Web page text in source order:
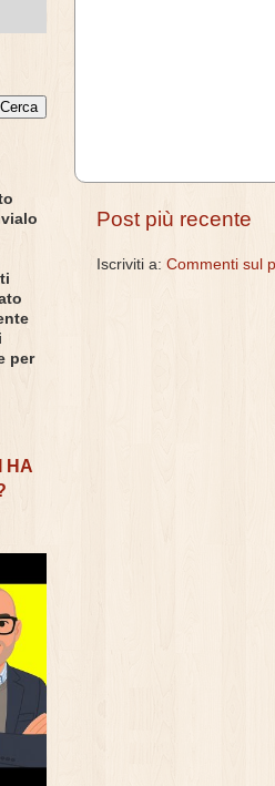
Post più recente
Iscriviti a: Commenti sul
per
HA